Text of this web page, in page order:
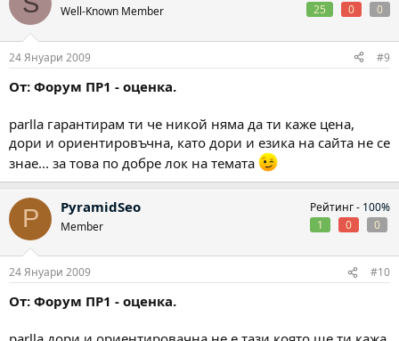
Well-Known Member 25 0 0
24 Януари 2009 #9
От: Форум ПР1 - оценка.
parlla гарантирам ти че никой няма да ти каже цена,
дори и ориентировъчна, като дори и езика на сайта не се
знае... за това по добре лок на темата
P PyramidSeo
Member
Рейтинг - 100%
1
0 0
24 Януари 2009 #10
От: Форум ПР1 - оценка.